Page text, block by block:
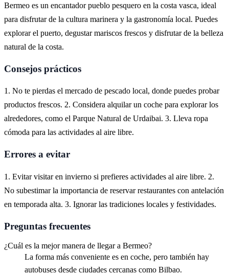
Bermeo es un encantador pueblo pesquero en la costa vasca, ideal
para disfrutar de la cultura marinera y la gastronomía local. Puedes
explorar el puerto, degustar mariscos frescos y disfrutar de la belleza
natural de la costa.
Consejos prácticos
1. No te pierdas el mercado de pescado local, donde puedes probar
productos frescos. 2. Considera alquilar un coche para explorar los
alrededores, como el Parque Natural de Urdaibai. 3. Lleva ropa
cómoda para las actividades al aire libre.
Errores a evitar
1. Evitar visitar en invierno si prefieres actividades al aire libre. 2.
No subestimar la importancia de reservar restaurantes con antelación
en temporada alta. 3. Ignorar las tradiciones locales y festividades.
Preguntas frecuentes
¿Cuál es la mejor manera de llegar a Bermeo?
La forma más conveniente es en coche, pero también hay
autobuses desde ciudades cercanas como Bilbao.